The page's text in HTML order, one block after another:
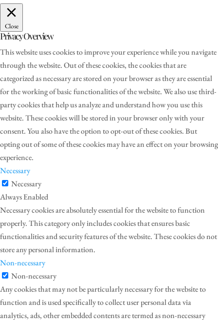
Close
Privacy Overview
This website uses cookies to improve your experience while you navigate
through the website. Out of these cookies, the cookies that are
categorized as necessary are stored on your browser as they are essential
for the working of basic functionalities of the website. We also use third-
party cookies that help us analyze and understand how you use this
website. These cookies will be stored in your browser only with your
consent. You also have the option to opt-out of these cookies. But
opting out of some of these cookies may have an effect on your browsing
experience.
Necessary
Necessary
Always Enabled
Necessary cookies are absolutely essential for the website to function
properly. This category only includes cookies that ensures basic
functionalities and security features of the website. These cookies do not
store any personal information.
Non-necessary
Non-necessary
Any cookies that may not be particularly necessary for the website to
function and is used specifically to collect user personal data via
analytics, ads, other embedded contents are termed as non-necessary